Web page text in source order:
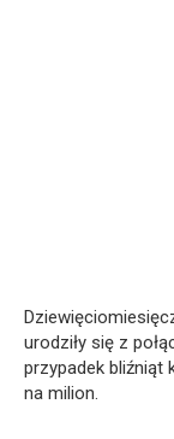
urodziły się z
przypadek bliźniąt
na milion.